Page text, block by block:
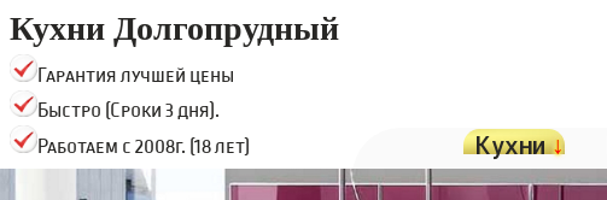
Кухни Долгопрудный
Гарантия лучшей цены
Быстро (Сроки 3 дня).
Работаем с 2008г. (18 лет)
Кухни↓